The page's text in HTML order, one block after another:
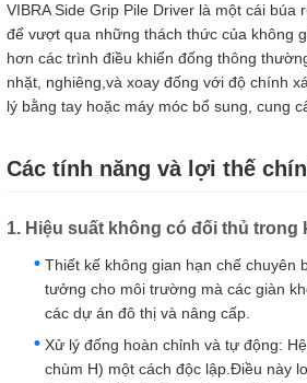
VIBRA Side Grip Pile Driver là một cái
để vượt qua những thách thức của không
hơn các trình điều khiển đống thông
nhặt, nghiêng,và xoay đống với độ chính
lý bằng tay hoặc máy móc bổ sung, cung
Các tính năng và lợi thế
1. Hiệu suất không có đối thủ trong
Thiết kế không gian hạn chế chuyên
tưởng cho môi trường mà các giàn
các dự án đô thị và nâng cấp.
Xử lý đống hoàn chỉnh và tự động:
chùm H) một cách độc lập.Điều này